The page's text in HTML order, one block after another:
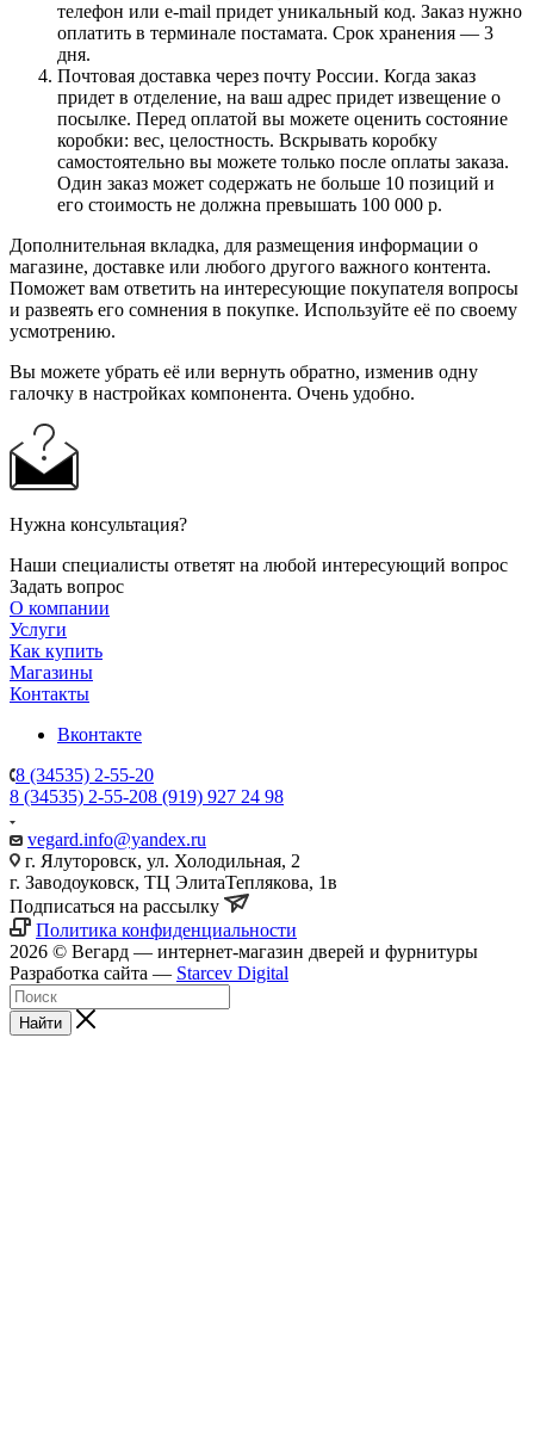
телефон или e-mail придет уникальный код. Заказ нужно
оплатить в терминале постамата. Срок хранения — 3
дня.
Почтовая доставка через почту России. Когда заказ
придет в отделение, на ваш адрес придет извещение о
посылке. Перед оплатой вы можете оценить состояние
коробки: вес, целостность. Вскрывать коробку
самостоятельно вы можете только после оплаты заказа.
Один заказ может содержать не больше 10 позиций и
его стоимость не должна превышать 100 000 р.
Дополнительная вкладка, для размещения информации о
магазине, доставке или любого другого важного контента.
Поможет вам ответить на интересующие покупателя вопросы
и развеять его сомнения в покупке. Используйте её по своему
усмотрению.
Вы можете убрать её или вернуть обратно, изменив одну
галочку в настройках компонента. Очень удобно.
Нужна консультация?
Наши специалисты ответят на любой интересующий вопрос
Задать вопрос
О компании
Услуги
Как купить
Магазины
Контакты
Вконтакте
8 (34535) 2-55-20
8 (34535) 2-55-208 (919) 927 24 98
vegard.info@yandex.ru
г. Ялуторовск, ул. Холодильная, 2
г. Заводоуковск, ​ТЦ Элита​Теплякова, 1в
Подписаться на рассылку
Политика конфиденциальности
2026 © Вегард — интернет-магазин дверей и фурнитуры
Разработка сайта — Starcev Digital
Найти